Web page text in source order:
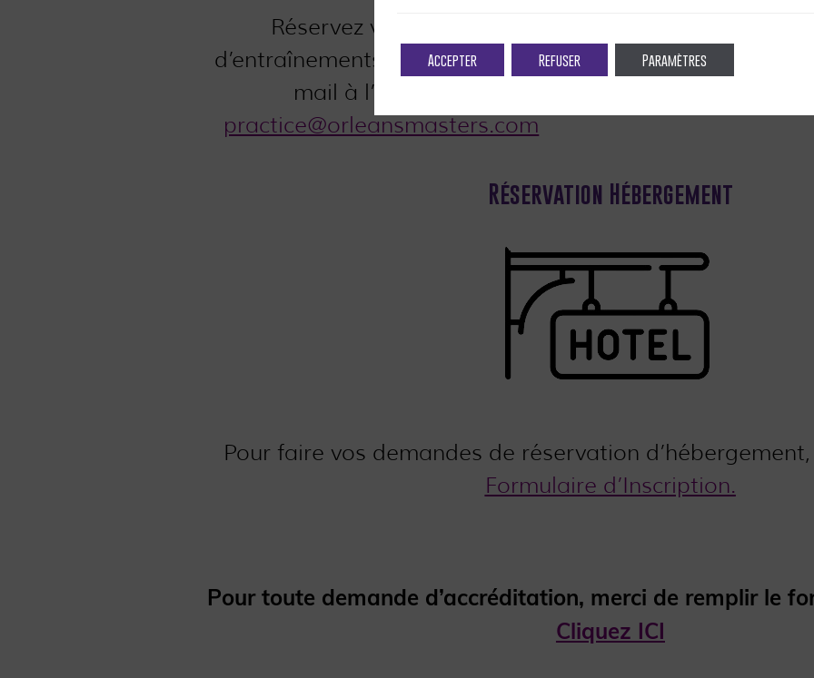
Réservez vos terrains
d’entraînements en
envoyant un
mail à l’adresse :
practice@orleansmasters.com
Pour toute
remplir et
Réservation Hébergement
Pour faire vos demandes de réservation
Formulaire d’Inscription.
Pour toute demande d’accréditation, merci de remplir le
Cliquez ICI
Accepter Refuser Paramètres